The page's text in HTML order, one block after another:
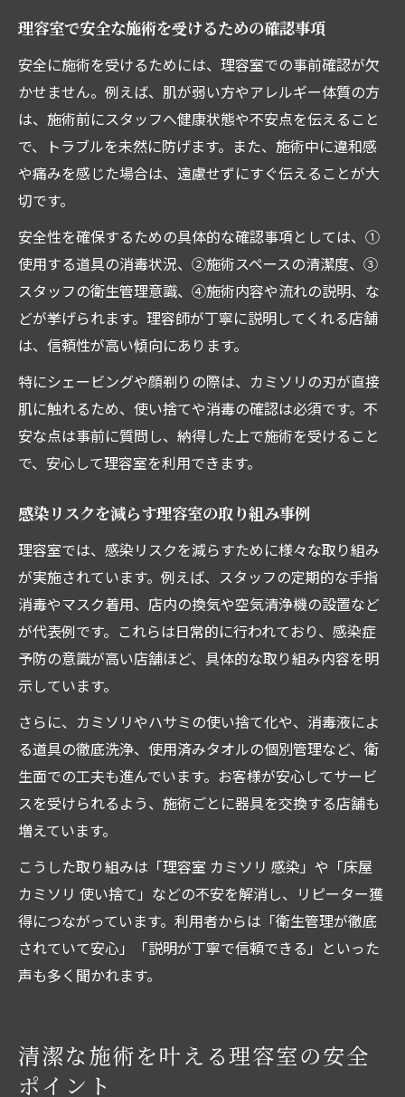
理容室で安全な施術を受けるための確認事項
安全に施術を受けるためには、理容室での事前確認が欠
かせません。例えば、肌が弱い方やアレルギー体質の方
は、施術前にスタッフへ健康状態や不安点を伝えること
で、トラブルを未然に防げます。また、施術中に違和感
や痛みを感じた場合は、遠慮せずにすぐ伝えることが大
切です。
安全性を確保するための具体的な確認事項としては、①
使用する道具の消毒状況、②施術スペースの清潔度、③
スタッフの衛生管理意識、④施術内容や流れの説明、な
どが挙げられます。理容師が丁寧に説明してくれる店舗
は、信頼性が高い傾向にあります。
特にシェービングや顔剃りの際は、カミソリの刃が直接
肌に触れるため、使い捨てや消毒の確認は必須です。不
安な点は事前に質問し、納得した上で施術を受けること
で、安心して理容室を利用できます。
感染リスクを減らす理容室の取り組み事例
理容室では、感染リスクを減らすために様々な取り組み
が実施されています。例えば、スタッフの定期的な手指
消毒やマスク着用、店内の換気や空気清浄機の設置など
が代表例です。これらは日常的に行われており、感染症
予防の意識が高い店舗ほど、具体的な取り組み内容を明
示しています。
さらに、カミソリやハサミの使い捨て化や、消毒液によ
る道具の徹底洗浄、使用済みタオルの個別管理など、衛
生面での工夫も進んでいます。お客様が安心してサービ
スを受けられるよう、施術ごとに器具を交換する店舗も
増えています。
こうした取り組みは「理容室 カミソリ 感染」や「床屋
カミソリ 使い捨て」などの不安を解消し、リピーター獲
得につながっています。利用者からは「衛生管理が徹底
されていて安心」「説明が丁寧で信頼できる」といった
声も多く聞かれます。
清潔な施術を叶える理容室の安全
ポイント